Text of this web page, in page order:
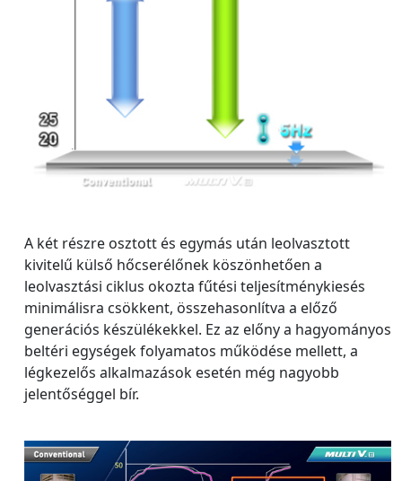
A két részre osztott és egymás után leolvasztott
kivitelű külső hőcserélőnek köszönhetően a
leolvasztási ciklus okozta fűtési teljesítménykiesés
minimálisra csökkent, összehasonlítva a előző
generációs készülékekkel. Ez az előny a hagyományos
beltéri egységek folyamatos működése mellett, a
légkezelős alkalmazások esetén még nagyobb
jelentőséggel bír.